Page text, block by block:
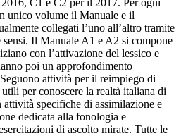
C1 e C2 per il 2017. Per ogni
unico volume il Manuale e il
collegati l’uno all’altro tramite
Il Manuale A1 e A2 si compone
con l’attivazione del lessico e
poi un approfondimento
attività per il reimpiego di
per conoscere la realtà italiana di
specifiche di assimilazione e
dedicata alla fonologia e
di ascolto mirate. Tutte le